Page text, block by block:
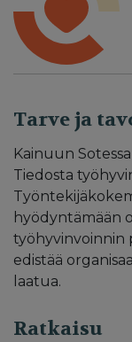
Tarve ja
Kainuun
Tiedosta
hyödyntämään
työhyvinvoinnin
edistää
laatua.
Ratkaisu